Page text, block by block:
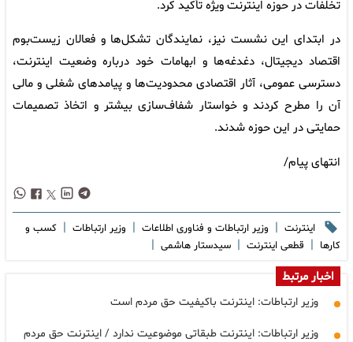
تخلفات در حوزه اینترنت ویژه تأکید کرد.
در ابتدای این نشست نیز، نمایندگان تشکل‌ها و فعالان زیست‌بوم
اقتصاد دیجیتال، دغدغه‌ها و ابهامات خود درباره وضعیت اینترنت،
دسترسی عمومی، آثار اقتصادی محدودیت‌ها و پیامدهای شغلی و مالی
آن را مطرح کردند و خواستار شفاف‌سازی بیشتر و اتخاذ تصمیمات
حمایتی در این حوزه شدند.
انتهای پیام/
اینترنت | وزیر ارتباطات و فناوری اطلاعات | وزیر ارتباطات | کسب و
کارها | قطعی اینترنت | سیدستار هاشمی |
اخبار مرتبط
وزیر ارتباطات: اینترنت باکیفیت حق مردم است
وزیر ارتباطات: اینترنت طبقاتی موضوعیت ندارد / اینترنت حق مردم